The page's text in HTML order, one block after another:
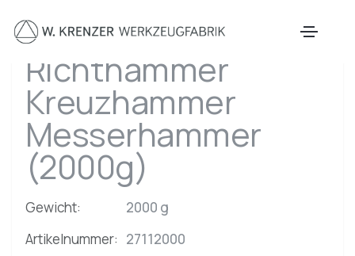
Richthammer
Kreuzhammer
Messerhammer
(2000g)
Gewicht:
2000 g
Artikelnummer: 27112000